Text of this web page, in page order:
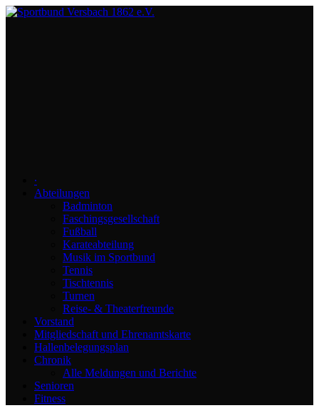
∙
Abteilungen
Badminton
Faschingsgesellschaft
Fußball
Karateabteilung
Musik im Sportbund
Tennis
Tischtennis
Turnen
Reise- & Theaterfreunde
Vorstand
Mitgliedschaft und Ehrenamtskarte
Hallenbelegungsplan
Chronik
Alle Meldungen und Berichte
Senioren
Fitness